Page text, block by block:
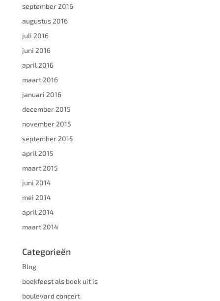
september 2016
augustus 2016
juli 2016
juni 2016
april 2016
maart 2016
januari 2016
december 2015
november 2015
september 2015
april 2015
maart 2015
juni 2014
mei 2014
april 2014
maart 2014
Categorieën
Blog
boekfeest als boek uit is
boulevard concert